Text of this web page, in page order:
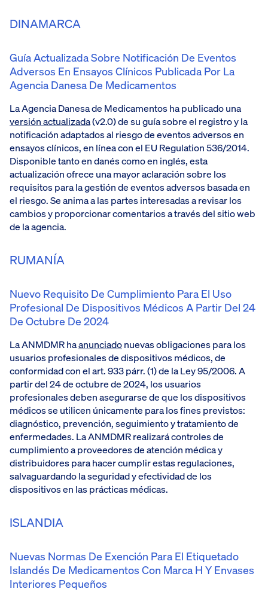
DINAMARCA
Guía Actualizada Sobre Notificación De Eventos
Adversos En Ensayos Clínicos Publicada Por La
Agencia Danesa De Medicamentos
La Agencia Danesa de Medicamentos ha publicado una
versión actualizada(v2.0) de su guía sobre el registro y la
notificación adaptados al riesgo de eventos adversos en
ensayos clínicos, en línea con el EU Regulation 536/2014.
Disponible tanto en danés como en inglés, esta
actualización ofrece una mayor aclaración sobre los
requisitos para la gestión de eventos adversos basada en
el riesgo. Se anima a las partes interesadas a revisar los
cambios y proporcionar comentarios a través del sitio web
de la agencia.
RUMANÍA
Nuevo Requisito De Cumplimiento Para El Uso
Profesional De Dispositivos Médicos A Partir Del 24
De Octubre De 2024
La ANMDMR haanunciadonuevas obligaciones para los
usuarios profesionales de dispositivos médicos, de
conformidad con el art. 933 párr. (1) de la Ley 95/2006. A
partir del 24 de octubre de 2024, los usuarios
profesionales deben asegurarse de que los dispositivos
médicos se utilicen únicamente para los fines previstos:
diagnóstico, prevención, seguimiento y tratamiento de
enfermedades. La ANMDMR realizará controles de
cumplimiento a proveedores de atención médica y
distribuidores para hacer cumplir estas regulaciones,
salvaguardando la seguridad y efectividad de los
dispositivos en las prácticas médicas.
ISLANDIA
Nuevas Normas De Exención Para El Etiquetado
Islandés De Medicamentos Con Marca H Y Envases
Interiores Pequeños